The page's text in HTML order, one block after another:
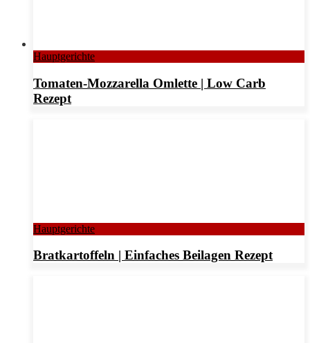
Hauptgerichte
Tomaten-Mozzarella Omlette | Low Carb
Rezept
Hauptgerichte
Bratkartoffeln | Einfaches Beilagen Rezept